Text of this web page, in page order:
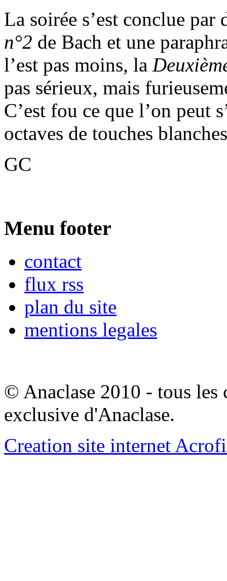
La soirée s’est conclue par
n°2 de Bach et une
l’est pas moins, la
pas sérieux, mais
C’est fou ce que l’on peut
octaves de touches
GC
Menu footer
contact
flux rss
plan du site
mentions legales
© Anaclase 2010 - tous les
exclusive d'Anaclase.
Creation site internet